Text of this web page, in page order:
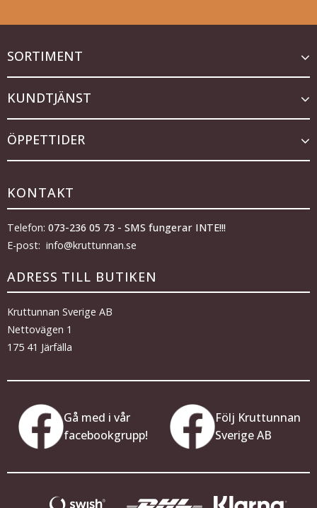
SORTIMENT
KUNDTJÄNST
ÖPPETTIDER
KONTAKT
Telefon: 073-236 05 73 - SMS fungerar INTE!!!
E-post: info@kruttunnan.se
ADRESS TILL BUTIKEN
Kruttunnan Sverige AB
Nettovägen 1
175 41 Järfälla
Gå med i vår
facebookgrupp!
Följ Kruttunnan
Sverige AB